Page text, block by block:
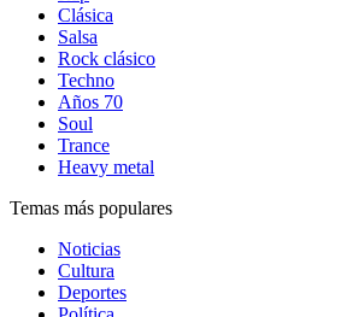
Clásica
Salsa
Rock clásico
Techno
Años 70
Soul
Trance
Heavy metal
Temas más populares
Noticias
Cultura
Deportes